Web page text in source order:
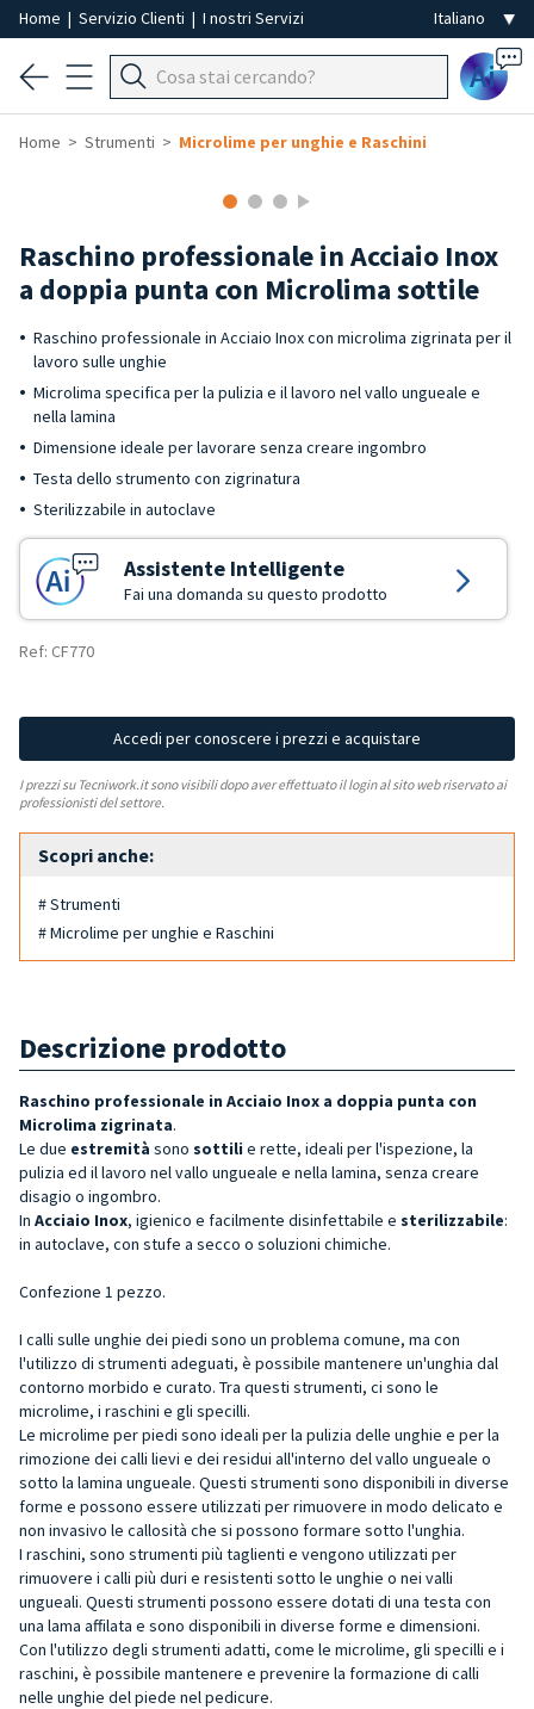
Home | Servizio Clienti | I nostri Servizi
Ai
Home Strumenti Microlime per unghie e Raschini
Raschino professionale in Acciaio Inox
a doppia punta con Microlima sottile
Raschino professionale in Acciaio Inox con microlima zigrinata per il
lavoro sulle unghie
Microlima specifica per la pulizia e il lavoro nel vallo ungueale e
nella lamina
Dimensione ideale per lavorare senza creare ingombro
Testa dello strumento con zigrinatura
Sterilizzabile in autoclave
Assistente Intelligente
Fai una domanda su questo prodotto
Ref: CF770
Accedi per conoscere i prezzi e acquistare
I prezzi su Tecniwork.it sono visibili dopo aver effettuato il login al sito web riservato ai
professionisti del settore.
Scopri anche:
# Strumenti
# Microlime per unghie e Raschini
Descrizione prodotto
Raschino professionale in Acciaio Inox a doppia punta con
Microlima zigrinata.
Le due estremità sono sottili e rette, ideali per l'ispezione, la
pulizia ed il lavoro nel vallo ungueale e nella lamina, senza creare
disagio o ingombro.
In Acciaio Inox, igienico e facilmente disinfettabile e sterilizzabile:
in autoclave, con stufe a secco o soluzioni chimiche.
Confezione 1 pezzo.
I calli sulle unghie dei piedi sono un problema comune, ma con
l'utilizzo di strumenti adeguati, è possibile mantenere un'unghia dal
contorno morbido e curato. Tra questi strumenti, ci sono le
microlime, i raschini e gli specilli.
Le microlime per piedi sono ideali per la pulizia delle unghie e per la
rimozione dei calli lievi e dei residui all'interno del vallo ungueale o
sotto la lamina ungueale. Questi strumenti sono disponibili in diverse
forme e possono essere utilizzati per rimuovere in modo delicato e
non invasivo le callosità che si possono formare sotto l'unghia.
I raschini, sono strumenti più taglienti e vengono utilizzati per
rimuovere i calli più duri e resistenti sotto le unghie o nei valli
ungueali. Questi strumenti possono essere dotati di una testa con
una lama affilata e sono disponibili in diverse forme e dimensioni.
Con l'utilizzo degli strumenti adatti, come le microlime, gli specilli e i
raschini, è possibile mantenere e prevenire la formazione di calli
nelle unghie del piede nel pedicure.